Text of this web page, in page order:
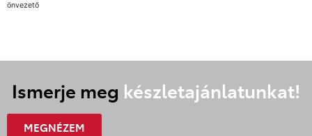
önvezető
Ismerje meg készletajánlatunkat!
MEGNÉZEM